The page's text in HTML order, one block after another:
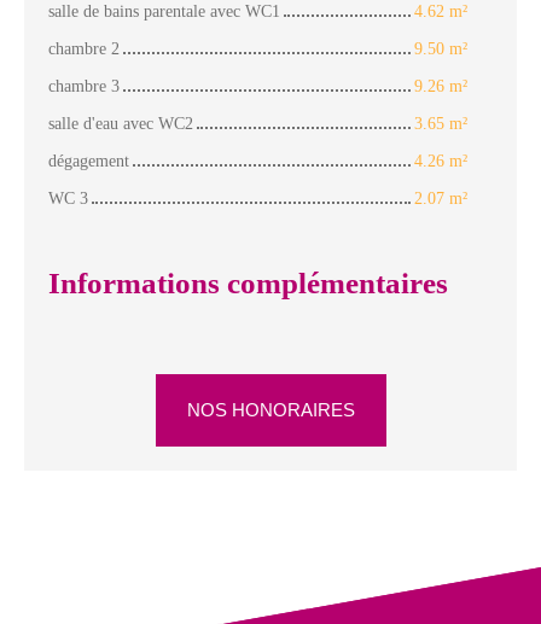
salle de bains parentale avec WC1
4.62 m²
chambre 2
9.50 m²
chambre 3
9.26 m²
salle d'eau avec WC2
3.65 m²
dégagement
4.26 m²
WC 3
2.07 m²
Informations complémentaires
NOS HONORAIRES